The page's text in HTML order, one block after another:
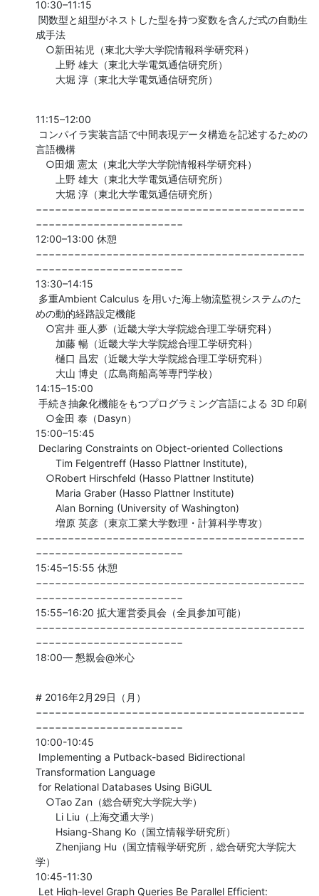
10:30–11:15
成手法
○新田祐児（東北大学大学院情報科学研究科）
上野 雄大（東北大学電気通信研究所）
大堀 淳（東北大学電気通信研究所）
11:15–12:00
言語機構
○田畑 憲太（東北大学大学院情報科学研究科）
上野 雄大（東北大学電気通信研究所）
大堀 淳（東北大学電気通信研究所）
−−−−−−−−−−−−−−−−−−−−−−−−−−−−−−−−−−−−−−−−−−
−−−−−−−−−−−−−−−−−−−−−−−
12:00–13:00 休憩
−−−−−−−−−−−−−−−−−−−−−−−−−−−−−−−−−−−−−−−−−−
−−−−−−−−−−−−−−−−−−−−−−−
13:30–14:15
めの動的経路設定機能
○宮井 亜人夢（近畿大学大学院総合理工学研究科）
加藤 暢（近畿大学大学院総合理工学研究科）
樋口 昌宏（近畿大学大学院総合理工学研究科）
大山 博史（広島商船高等専門学校）
14:15–15:00
○金田 泰（Dasyn）
15:00–15:45
Tim Felgentreff (Hasso Plattner Institute),
○Robert Hirschfeld (Hasso Plattner Institute)
Maria Graber (Hasso Plattner Institute)
Alan Borning (University of Washington)
増原 英彦（東京工業大学数理・計算科学専攻）
−−−−−−−−−−−−−−−−−−−−−−−−−−−−−−−−−−−−−−−−−−
−−−−−−−−−−−−−−−−−−−−−−−
15:45–15:55 休憩
−−−−−−−−−−−−−−−−−−−−−−−−−−−−−−−−−−−−−−−−−−
−−−−−−−−−−−−−−−−−−−−−−−
15:55–16:20 拡大運営委員会（全員参加可能）
−−−−−−−−−−−−−−−−−−−−−−−−−−−−−−−−−−−−−−−−−−
−−−−−−−−−−−−−−−−−−−−−−−
18:00— 懇親会@米心
# 2016年2月29日（月）
−−−−−−−−−−−−−−−−−−−−−−−−−−−−−−−−−−−−−−−−−−
−−−−−−−−−−−−−−−−−−−−−−−
10:00-10:45
Transformation Language
○Tao Zan（総合研究大学院大学）
Li Liu（上海交通大学）
Hsiang-Shang Ko（国立情報学研究所）
Zhenjiang Hu（国立情報学研究所，総合研究大学院大
学）
10:45-11:30